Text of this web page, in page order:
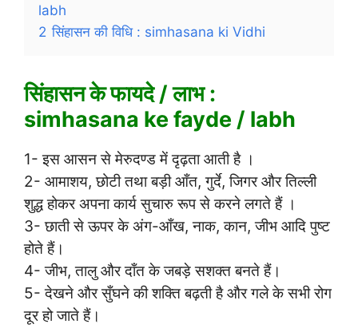
labh
2 सिंहासन की विधि : simhasana ki Vidhi
सिंहासन के फायदे / लाभ :
simhasana ke fayde / labh
1- इस आसन से मेरुदण्ड में दृढ़ता आती है ।
2- आमाशय, छोटी तथा बड़ी आँत, गुर्दे, जिगर और तिल्ली
शुद्ध होकर अपना कार्य सुचारु रूप से करने लगते हैं ।
3- छाती से ऊपर के अंग-आँख, नाक, कान, जीभ आदि पुष्ट
होते हैं।
4- जीभ, तालु और दाँत के जबड़े सशक्त बनते हैं।
5- देखने और सुँघने की शक्ति बढ़ती है और गले के सभी रोग
दूर हो जाते हैं।